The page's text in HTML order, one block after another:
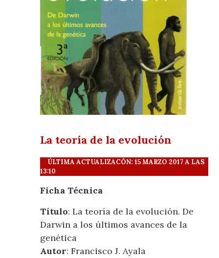
La teoría de la evolución
ÚLTIMA ACTUALIZACÓN: 15 MARZO 2017 A LAS
13:10
Ficha Técnica
Título: La teoría de la evolución. De
Darwin a los últimos avances de la
genética
Autor: Francisco J. Ayala